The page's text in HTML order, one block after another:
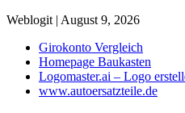
Weblogit | August 9, 2026
Girokonto Vergleich
Homepage Baukasten
Logomaster.ai – Logo
www.autoersatzteile.de